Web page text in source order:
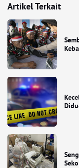
Artikel Terkait